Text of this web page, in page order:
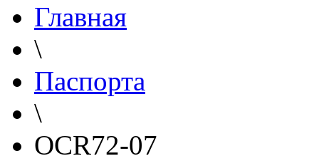
Главная
\
Паспорта
\
OCR72-07